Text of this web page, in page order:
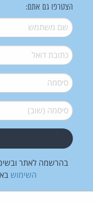
הצטרפו גם אתם:
שם משתמש*
דואל*
סיסמה*
סיסמה (שוב)*
בהרשמה לאתר
השימוש